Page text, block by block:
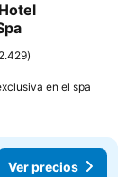
en el spa
Ver precios